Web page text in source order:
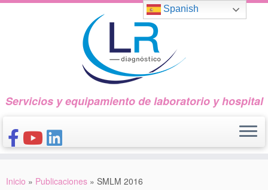
Saltar
Servicios y equipamiento de laboratorio y hospital
CONÓCENOS
Inicio » Publicaciones » SMLM 2016
Spanish